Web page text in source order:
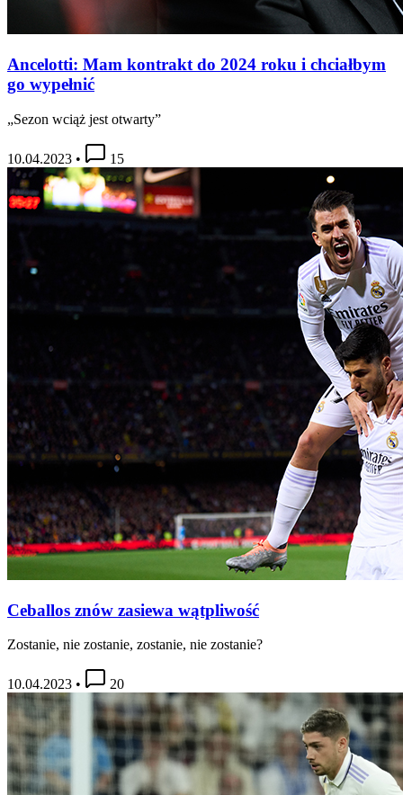
Ancelotti: Mam kontrakt do 2024 roku i chciałbym
go wypełnić
„Sezon wciąż jest otwarty”
10.04.2023 • 15
Ceballos znów zasiewa wątpliwość
Zostanie, nie zostanie, zostanie, nie zostanie?
10.04.2023 • 20